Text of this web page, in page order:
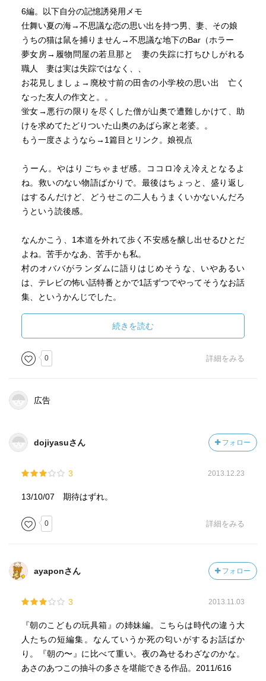
6編。以下自分の記憶誘発用メモ
仕舞い夏の海→不思議な恋の思い出を持つ男、妻、その娘
うちの猫は鼠を捕りません→不思議な地下のBar（ホラー
夢女房→履物問屋の若旦那と 妻の失踪に打ちひしがれる
職人 妻は実は失踪ではなく、、
お花見しましょ→廃校寸前の田舎の小学校の思い出 亡く
なった友人の作文と。。
蛍女→悪行の限りを尽くした僧が山奥で遭難しかけて、助
けを求めてたどりついた山奥のあばら家と老婆。。
もう一度さようなら→1篇目とリンク。娘視点
うーん。やはりごちゃまぜ感。ココロ冷え冷えとなるよ
ね。救いのない物語ばかりで。最後はちょっと、盛り返し
はするんだけど、どうせこの二人もうまくいかないんだろ
うという読後感。
なんかこう、1本道を外れて歩く不安感を醸し出せるひとだ
よね。苦手かなあ、苦手かも私。
村のオババがランダムに語りはじめそうな、いやあるい
は、テレビの怖い話特番とかで1話ずつでやってそうなお話
集、というかんじでした。
続きを読む
0 詳細をみる
広告
dojiyasuさん フォロー
3 2013.12.23
13/10/07 期待はずれ。
0 詳細をみる
ayaponさん フォロー
3 2013.11.03
『朝のこどもの玩具箱』の姉妹編。こちらは時代の違う大
人たちの短編集。なんていうか死の匂いがするお話ばか
り。『朝の〜』に比べて重い。夜の為せるわざなのかな。
あさのあつこの抽斗の多さを堪能できる作品。2011/616